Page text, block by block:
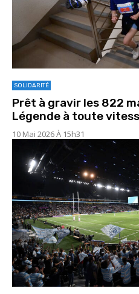
SOLIDARITÉ
Prêt à gravir les 822
Légende à toute
10 Mai 2026 À 15h31